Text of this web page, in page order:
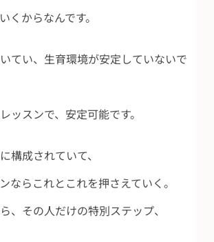
くからなんです。
てい、生育環境が安定していないで
ッスンで、安定可能です。
構成されていて、
ならこれとこれを押さえていく。
、その人だけの特別ステップ、